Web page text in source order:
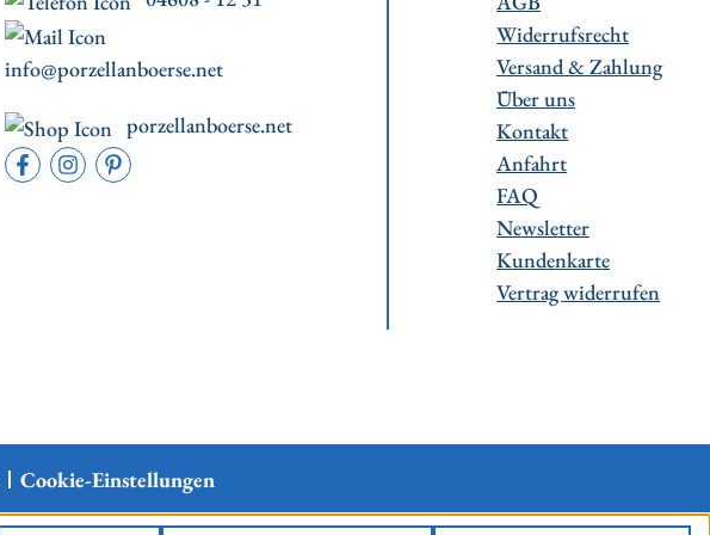
info@porzellanboerse.net
porzellanboerse.net
Widerrufsrecht
Versand & Zahlung
Über uns
Kontakt
Anfahrt
FAQ
Newsletter
Kundenkarte
Vertrag widerrufen
Cookie-Einstellungen